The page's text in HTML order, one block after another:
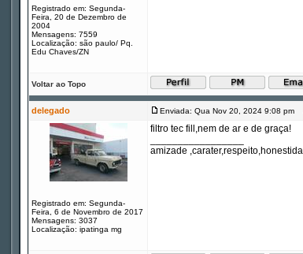
Registrado em: Segunda-
Feira, 20 de Dezembro de
2004
Mensagens: 7559
Localização: são paulo/ Pq.
Edu Chaves/ZN
Voltar ao Topo
delegado Enviada: Qua Nov 20, 2024 9:08 pm
Registrado em: Segunda-
Feira, 6 de Novembro de 2017
Mensagens: 3037
Localização: ipatinga mg
filtro tec fill,nem de ar e de graça!
amizade